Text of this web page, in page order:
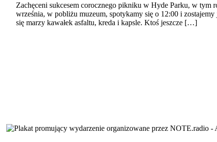
Zachęceni sukcesem corocznego pikniku w Hyde Parku, w tym
września, w pobliżu muzeum, spotykamy się o 12:00 i
się marzy kawałek asfaltu, kreda i kapsle. Ktoś jeszcze […]